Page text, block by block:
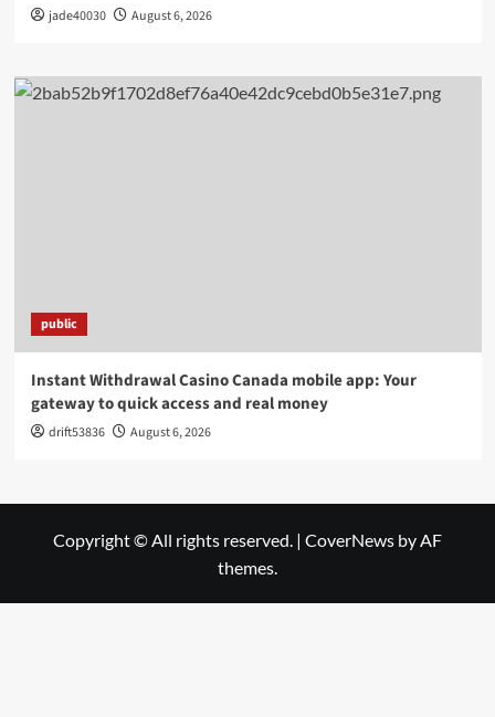
jade40030 August 6, 2026
public
Instant Withdrawal Casino Canada mobile app: Your
gateway to quick access and real money
drift53836 August 6, 2026
Copyright © All rights reserved. | CoverNews by AF
themes.